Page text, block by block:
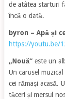
de atâtea starturi
încă o dată.
byron – Apă și
https://youtu.be/
„Nouă”este un
Un carusel
cei rămași acasă.
tăceri și mersul